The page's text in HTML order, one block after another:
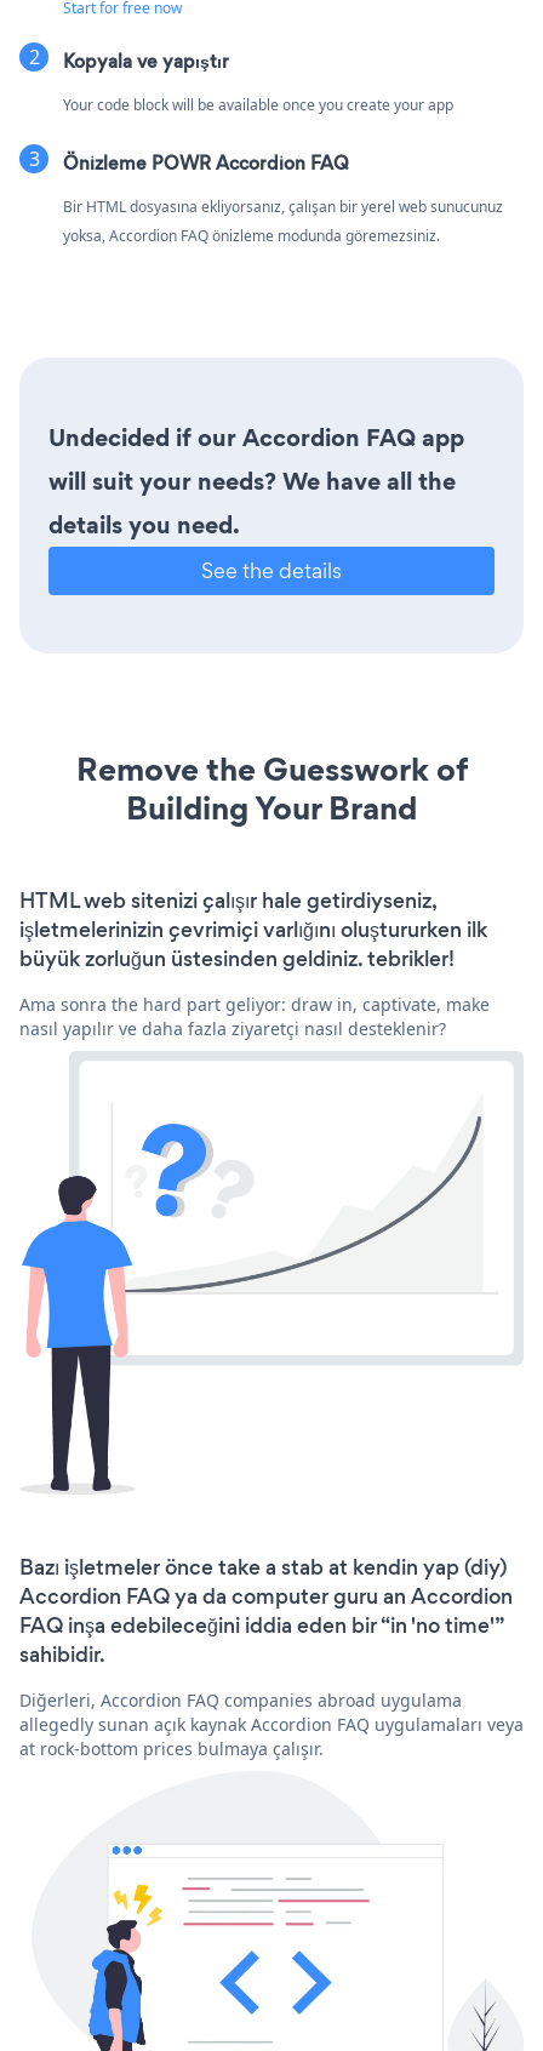
Start for free now
Kopyala ve yapıştır
Your code block will be available once you create your app
Önizleme POWR Accordion FAQ
Bir HTML dosyasına ekliyorsanız, çalışan bir yerel web sunucunuz
yoksa, Accordion FAQ önizleme modunda göremezsiniz.
Undecided if our Accordion FAQ app
will suit your needs? We have all the
details you need.
See the details
Remove the Guesswork of
Building Your Brand
HTML web sitenizi çalışır hale getirdiyseniz,
işletmelerinizin çevrimiçi varlığını oluştururken ilk
büyük zorluğun üstesinden geldiniz. tebrikler!
Ama sonra the hard part geliyor: draw in, captivate, make
nasıl yapılır ve daha fazla ziyaretçi nasıl desteklenir?
Bazı işletmeler önce take a stab at kendin yap (diy)
Accordion FAQ ya da computer guru an Accordion
FAQ inşa edebileceğini iddia eden bir “in 'no time'”
sahibidir.
Diğerleri, Accordion FAQ companies abroad uygulama
allegedly sunan açık kaynak Accordion FAQ uygulamaları veya
at rock-bottom prices bulmaya çalışır.